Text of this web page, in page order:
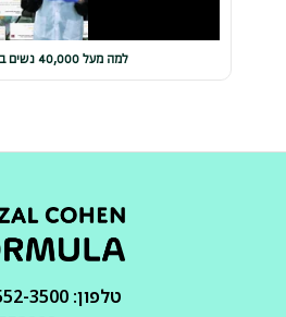
למה מעל 40,000 נשים בחרו בנו?
טלפון: 050-552-3500